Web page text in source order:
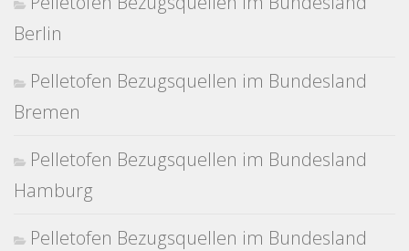
Berlin
Pelletofen Bezugsquellen im Bundesland
Bremen
Pelletofen Bezugsquellen im Bundesland
Hamburg
Pelletofen Bezugsquellen im Bundesland